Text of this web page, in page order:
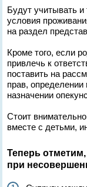
Будут учитывать
условия
на раздел
Кроме того, если
привлечь к
поставить на
прав,
назначении
Стоит
вместе с детьми,
Теперь
при